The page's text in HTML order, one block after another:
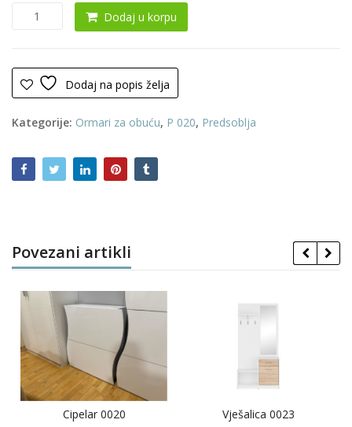
Dodaj u korpu
Dodaj na popis želja
Kategorije: Ormari za obuću, P 020, Predsoblja
Povezani artikli
Cipelar 0020 Vješalica 0023